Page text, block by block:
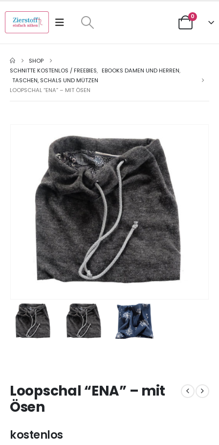
0
SHOP
SCHNITTE KOSTENLOS / FREEBIES, EBOOKS DAMEN UND HERREN,
TASCHEN, SCHALS UND MÜTZEN
LOOPSCHAL “ENA” – MIT ÖSEN
Loopschal “ENA” – mit
Ösen
kostenlos